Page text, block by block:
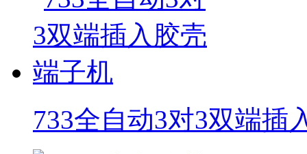
733全自动3对3双端插